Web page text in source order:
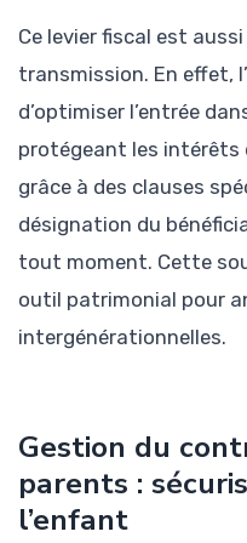
Ce levier fiscal est
transmission. En effet,
d’optimiser l’entrée
protégeant les intérêts
grâce à des clauses
désignation du
tout moment. Cette
outil patrimonial pour
intergénérationnelles.
Gestion du
parents :
l’enfant